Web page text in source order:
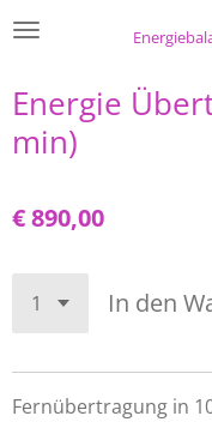
Zum
Energie
min)
€ 890,00
In den
Fernübertragung in